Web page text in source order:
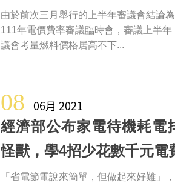
由於前次三月舉行的上半年審議會結論
111年電價費率審議臨時會，審議上半
議會考量燃料價格居高不下...
08 06月 2021
經濟部公布家電待機耗電
怪獸，學4招少花數千元電
「省電節電說來簡單，但做起來好難」